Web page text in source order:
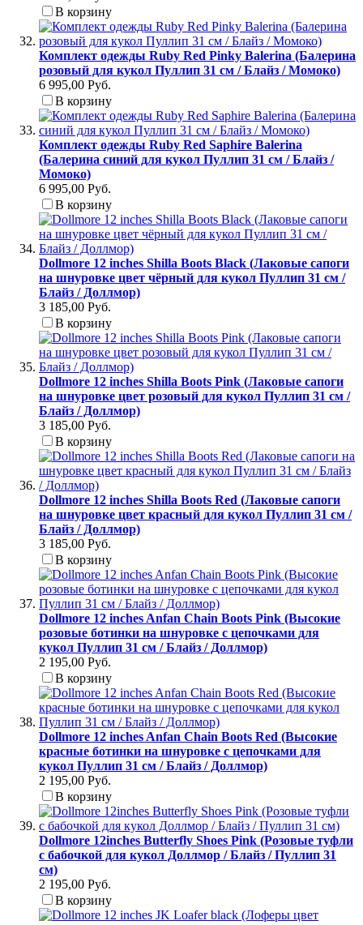
В корзину
Комплект одежды Ruby Red Pinky Balerina (Балерина
розовый для кукол Пуллип 31 см / Блайз / Момоко)
6 995,00 Руб.
В корзину
Комплект одежды Ruby Red Saphire Balerina
(Балерина синий для кукол Пуллип 31 см / Блайз /
Момоко)
6 995,00 Руб.
В корзину
Dollmore 12 inches Shilla Boots Black (Лаковые сапоги
на шнуровке цвет чёрный для кукол Пуллип 31 см /
Блайз / Доллмор)
3 185,00 Руб.
В корзину
Dollmore 12 inches Shilla Boots Pink (Лаковые сапоги
на шнуровке цвет розовый для кукол Пуллип 31 см /
Блайз / Доллмор)
3 185,00 Руб.
В корзину
Dollmore 12 inches Shilla Boots Red (Лаковые сапоги
на шнуровке цвет красный для кукол Пуллип 31 см /
Блайз / Доллмор)
3 185,00 Руб.
В корзину
Dollmore 12 inches Anfan Chain Boots Pink (Высокие
розовые ботинки на шнуровке с цепочками для
кукол Пуллип 31 см / Блайз / Доллмор)
2 195,00 Руб.
В корзину
Dollmore 12 inches Anfan Chain Boots Red (Высокие
красные ботинки на шнуровке с цепочками для
кукол Пуллип 31 см / Блайз / Доллмор)
2 195,00 Руб.
В корзину
Dollmore 12inches Butterfly Shoes Pink (Розовые туфли
с бабочкой для кукол Доллмор / Блайз / Пуллип 31
см)
2 195,00 Руб.
В корзину